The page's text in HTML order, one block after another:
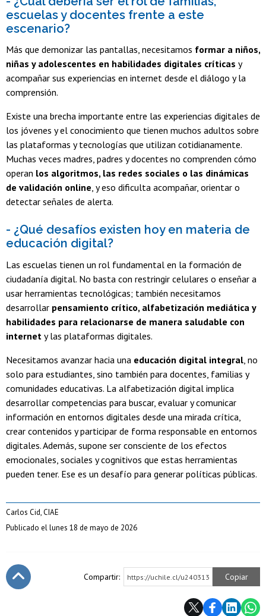
escuelas y docentes frente a este
escenario?
Más que demonizar las pantallas, necesitamos formar a niños,
niñas y adolescentes en habilidades digitales críticas y
acompañar sus experiencias en internet desde el diálogo y la
comprensión.
Existe una brecha importante entre las experiencias digitales de
los jóvenes y el conocimiento que tienen muchos adultos sobre
las plataformas y tecnologías que utilizan cotidianamente.
Muchas veces madres, padres y docentes no comprenden cómo
operan los algoritmos, las redes sociales o las dinámicas
de validación online, y eso dificulta acompañar, orientar o
detectar señales de alerta.
- ¿Qué desafíos existen hoy en materia de
educación digital?
Las escuelas tienen un rol fundamental en la formación de
ciudadanía digital. No basta con restringir celulares o enseñar a
usar herramientas tecnológicas; también necesitamos
desarrollar pensamiento crítico, alfabetización mediática y
habilidades para relacionarse de manera saludable con
internet y las plataformas digitales.
Necesitamos avanzar hacia una educación digital integral , no
solo para estudiantes, sino también para docentes, familias y
comunidades educativas. La alfabetización digital implica
desarrollar competencias para buscar, evaluar y comunicar
información en entornos digitales desde una mirada crítica,
crear contenidos y participar de forma responsable en entornos
digitales. Además, supone ser consciente de los efectos
emocionales, sociales y cognitivos que estas herramientas
pueden tener. Ese es un desafío para generar políticas públicas.
Carlos Cid, CIAE
Publicado el lunes 18 de mayo de 2026
Compartir: https://uchile.cl/u240313 Copiar